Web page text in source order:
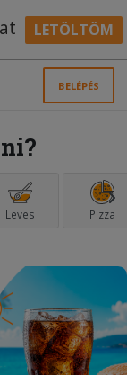
LETÖLTÖM
BELÉPÉS
Leves Pizza